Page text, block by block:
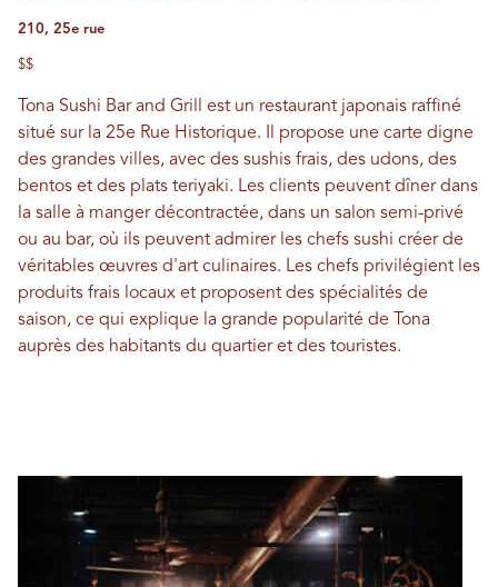
210, 25e rue
$$
Tona Sushi Bar and Grill est un restaurant japonais raffiné
situé sur la 25e Rue Historique. Il propose une carte digne
des grandes villes, avec des sushis frais, des udons, des
bentos et des plats teriyaki. Les clients peuvent dîner dans
la salle à manger décontractée, dans un salon semi-privé
ou au bar, où ils peuvent admirer les chefs sushi créer de
véritables œuvres d'art culinaires. Les chefs privilégient les
produits frais locaux et proposent des spécialités de
saison, ce qui explique la grande popularité de Tona
auprès des habitants du quartier et des touristes.